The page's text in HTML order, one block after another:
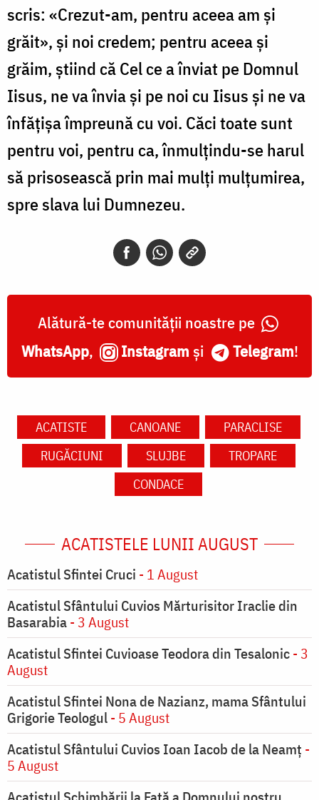
scris: «Crezut-am, pentru aceea am şi
grăit», şi noi credem; pentru aceea şi
grăim, ştiind că Cel ce a înviat pe Domnul
Iisus, ne va învia şi pe noi cu Iisus şi ne va
înfăţişa împreună cu voi. Căci toate sunt
pentru voi, pentru ca, înmulţindu-se harul
să prisosească prin mai mulţi mulţumirea,
spre slava lui Dumnezeu.
Alătură-te comunității noastre pe
WhatsApp, Instagram și Telegram!
ACATISTE CANOANE
PARACLISE
RUGĂCIUNI
SLUJBE
TROPARE
CONDACE
ACATISTELE LUNII AUGUST
Acatistul Sfintei Cruci - 1 August
Acatistul Sfântului Cuvios Mărturisitor Iraclie din
Basarabia- 3 August
Acatistul Sfintei Cuvioase Teodora din Tesalonic- 3
August
Acatistul Sfintei Nona de Nazianz, mama Sfântului
Grigorie Teologul- 5 August
Acatistul Sfântului Cuvios Ioan Iacob de la Neamț -
5 August